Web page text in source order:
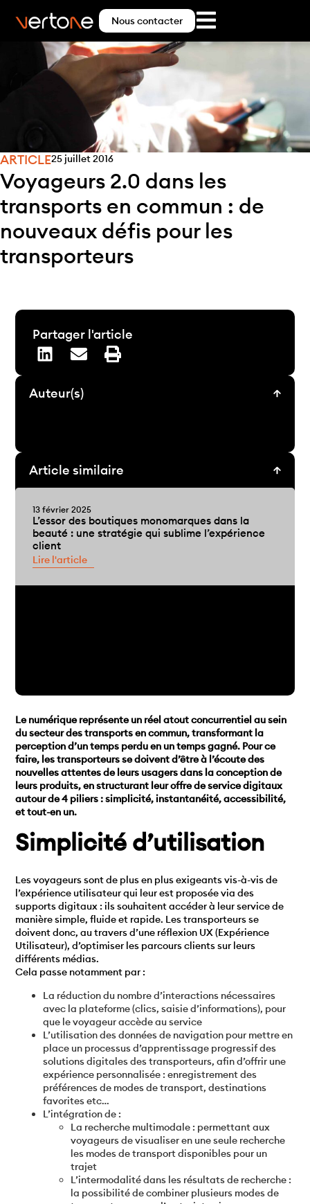
Nous contacter
ARTICLE25 juillet 2016
Voyageurs 2.0 dans les
transports en commun : de
nouveaux défis pour les
transporteurs
Le numérique représente un réel atout concurrentiel au sein
du secteur des transports en commun, transformant la
perception d’un temps perdu en un temps gagné. Pour ce
faire, les transporteurs se doivent d’être à l’écoute des
nouvelles attentes de leurs usagers dans la conception de
leurs produits, en structurant leur offre de service digitaux
autour de 4 piliers : simplicité, instantanéité, accessibilité,
et tout-en un.
Simplicité d’utilisation
Les voyageurs sont de plus en plus exigeants vis-à-vis de
l’expérience utilisateur qui leur est proposée via des
supports digitaux : ils souhaitent accéder à leur service de
manière simple, fluide et rapide. Les transporteurs se
doivent donc, au travers d’une réflexion UX (Expérience
Utilisateur), d’optimiser les parcours clients sur leurs
différents médias.
Cela passe notamment par :
La réduction du nombre d’interactions nécessaires
avec la plateforme (clics, saisie d’informations), pour
que le voyageur accède au service
L’utilisation des données de navigation pour mettre en
place un processus d’apprentissage progressif des
solutions digitales des transporteurs, afin d’offrir une
expérience personnalisée : enregistrement des
préférences de modes de transport, destinations
favorites etc…
L’intégration de :
La recherche multimodale : permettant aux
voyageurs de visualiser en une seule recherche
les modes de transport disponibles pour un
trajet
L’intermodalité dans les résultats de recherche :
la possibilité de combiner plusieurs modes de
Partager l'article
Auteur(s)
Article similaire
13 février 2025
L’essor des boutiques monomarques dans la
beauté : une stratégie qui sublime l’expérience
client
Lire l'article